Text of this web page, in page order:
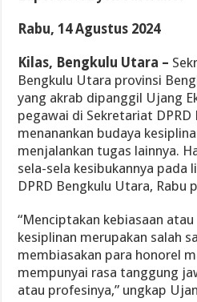
Rabu, 14Agustus 2024
Kilas, Bengkulu Utara –
Bengkulu Utara provinsi
yang akrab dipanggil Ujang
pegawai di Sekretariat
menanankan budaya
menjalankan tugas lainnya.
sela-sela kesibukannya pada
DPRD Bengkulu Utara, Rabu
“Menciptakan kebiasaan
kesiplinan merupakan salah
membiasakan para honorel
mempunyai rasa tanggung
atau profesinya,” ungkap